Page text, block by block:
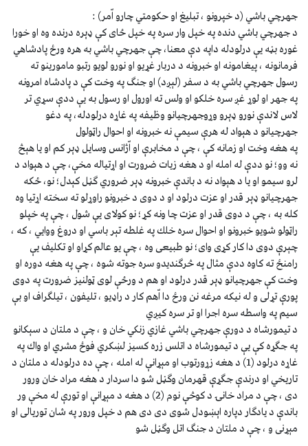
جهرچي باشي (د خپرونو ، تبليغ او حكومتي چارو اّمر) :
د جهرچي باشي دنده په خپل وار سره په خپل ځاى كې ډېره درنده وه او خورا
غوره بڼه يې درلودله داپه دې معنا، چې جهرچي باشي به هره ورځ پادشاهي
فرمانونه ، پيغامونه او خبرونه د دربار غړيو او نورو لويو رتبو مامورينو ته
رسول جهرچي باشي به د سفر (لېږد) او جنګ په وخت كې د پادشاه امرونه
په جهر او لوړ غږ سره خلكو او ولس ته اورول او رسول به يې ددې سړي تر
لاس لاندې نورو ډېرو وړوجهرچيانو وظيفه په غاړه درلودله، په دغو
جهرچيانو د هېواد له هرې سيمې نه خبرونه او احوال راټولول
په هغه وخت او زمانه كې ، چې د مخابرې او اّژانس وسايل ډېر كم او يا هېڅ
نه وو؛ نو ددې له امله او د هغه زيات ضرورت او اړتياله مخې، چې د هېواد د
لرو سيمو او يا د هېواد نه د باندې خبرونه ډېر ضروري ګڼل كېدل؛ نو، ځكه
جهرچيانو ډېر قدر او عزت درلود او د دوى د خبرونو راوړلو ته سخته اړتيا وه
كله به ، چې د دوى قدر او عزت چا ونه كړ؛ نو كولاى يې شول ، چې په خپلو
راټولو شويو خبرونو او احوال سره خلك په غلطه تېر باسي او دروغ ووايي ، كه ،
چېرې دوى دا كار كړى واى؛ نو طبيعى وه ، چې يو عالم كړاو او تكليف يې
رامنځ ته كاوه ددې مثال په څرګنديدو سره جوته شوه ، چې په هغه دوره او
وخت كې جهرچيانو ډېر قدر درلود او هم د ورځې لوى ټولنيز ضرورت په دوى
پورې تړلى و له نيكه مرغه نن ورځ دا اّهم كار د راډيو ، تليفون ، تيلګراف او بې
سيم په واسطه سره اجرا او تر سره كيږي
د تيمورشاه د دورې جهرچي باشي غازي زنكي خان و ، چې د ملتان د سېكانو
په جګړه كې يې د تيمورشاه د اتلس زره كسيز لښكري فوځ مشري او واك په
غاړه درلود (1) د هغه زړورتوب او مېړانې له امله ، چې ده درلودله د ملتان د
تاريخي او درندې جګړې قهرمان وګڼل شو دا سردار د هغه مراد خان ورور
دى ، چې د مراد خانۍ د كوڅې نوم (2) د هغه د مېړانې او تورې له مخې ور
باندې د يادګار دپاره اېښودل شوى دى دى هم د خپل ورور په شان توريالى او
مېړنى و ، چې د ملتان د جنګ اتل وګڼل شو